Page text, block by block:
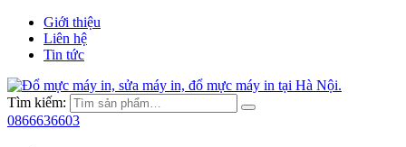
Giới thiệu
Liên hệ
Tin tức
Tìm kiếm:
0866636603